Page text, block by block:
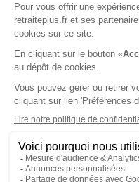
contacter pour un
*informations extraites à partir de la
07/08/2026.
SUIVEZ-NOUS
Protection données